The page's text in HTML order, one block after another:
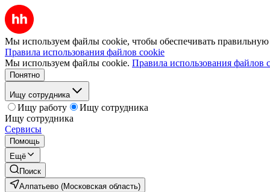
Мы используем файлы cookie, чтобы обеспечивать правильную
Правила использования файлов cookie
Мы используем файлы cookie. Правила использования файлов
Понятно
Ищу сотрудника
Ищу работу
Ищу сотрудника
Ищу сотрудника
Сервисы
Помощь
Ещё
Поиск
Алпатьево (Московская область)